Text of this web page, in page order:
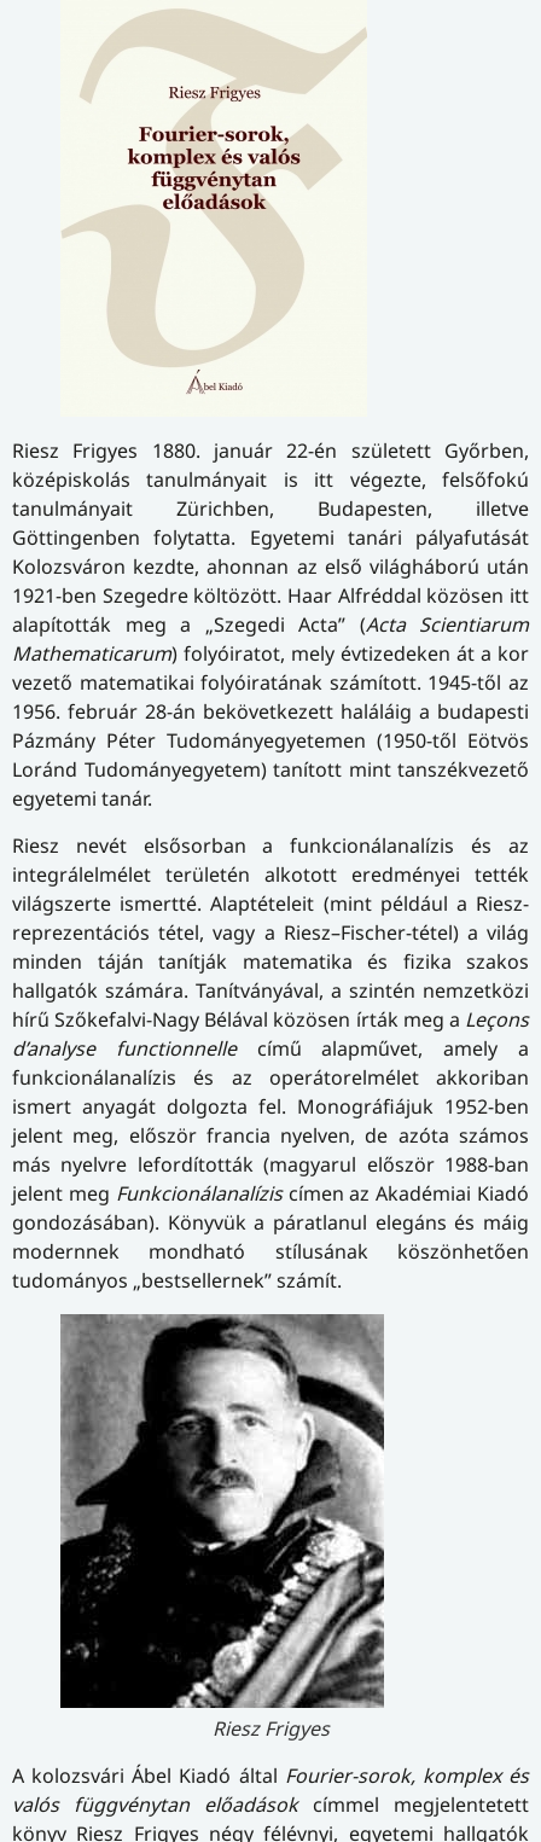
Riesz Frigyes 1880. január 22-én született Győrben,
középiskolás tanulmányait is itt végezte, felsőfokú
tanulmányait Zürichben, Budapesten, illetve
Göttingenben folytatta. Egyetemi tanári pályafutását
Kolozsváron kezdte, ahonnan az első világháború után
1921-ben Szegedre költözött. Haar Alfréddal közösen itt
alapították meg a „Szegedi Acta” (Acta Scientiarum
Mathematicarum) folyóiratot, mely évtizedeken át a kor
vezető matematikai folyóiratának számított. 1945-től az
1956. február 28-án bekövetkezett haláláig a budapesti
Pázmány Péter Tudományegyetemen (1950-től Eötvös
Loránd Tudományegyetem) tanított mint tanszékvezető
egyetemi tanár.
Riesz nevét elsősorban a funkcionálanalízis és az
integrálelmélet területén alkotott eredményei tették
világszerte ismertté. Alaptételeit (mint például a Riesz-
reprezentációs tétel, vagy a Riesz–Fischer-tétel) a világ
minden táján tanítják matematika és fizika szakos
hallgatók számára. Tanítványával, a szintén nemzetközi
hírű Szőkefalvi-Nagy Bélával közösen írták meg a Leçons
d’analyse functionnellecímű alapművet, amely a
funkcionálanalízis és az operátorelmélet akkoriban
ismert anyagát dolgozta fel. Monográfiájuk 1952-ben
jelent meg, először francia nyelven, de azóta számos
más nyelvre lefordították (magyarul először 1988-ban
jelent meg Funkcionálanalíziscímen az Akadémiai Kiadó
gondozásában). Könyvük a páratlanul elegáns és máig
modernnek mondható stílusának köszönhetően
tudományos „bestsellernek” számít.
Riesz Frigyes
A kolozsvári Ábel Kiadó által Fourier-sorok, komplex és
valós függvénytan előadásokcímmel megjelentetett
könyv Riesz Frigyes négy félévnyi, egyetemi hallgatók